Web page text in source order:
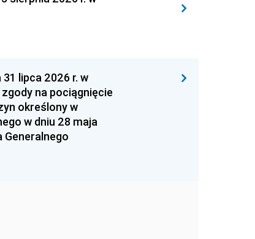
31 lipca 2026 r. w
na pociągnięcie
określony w
w dniu 28 maja
Generalnego